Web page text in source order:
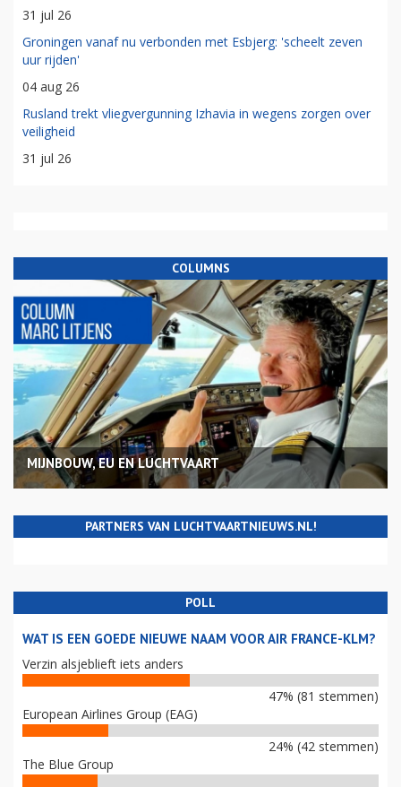
31 jul 26
Groningen vanaf nu verbonden met Esbjerg: 'scheelt zeven
uur rijden'
04 aug 26
Rusland trekt vliegvergunning Izhavia in wegens zorgen over
veiligheid
31 jul 26
COLUMNS
MIJNBOUW, EU EN LUCHTVAART
PARTNERS VAN LUCHTVAARTNIEUWS.NL!
POLL
WAT IS EEN GOEDE NIEUWE NAAM VOOR AIR FRANCE-KLM?
Verzin alsjeblieft iets anders
47% (81 stemmen)
European Airlines Group (EAG)
24% (42 stemmen)
The Blue Group